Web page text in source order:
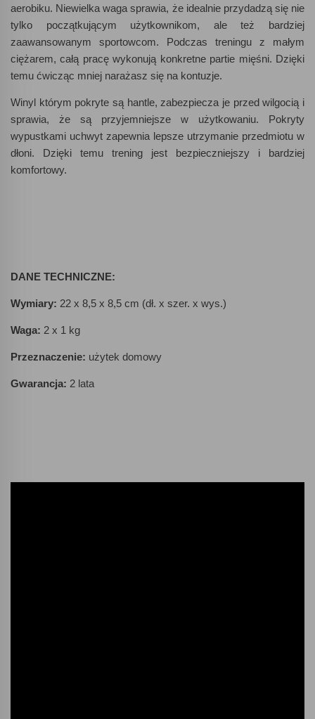
aerobiku. Niewielka waga sprawia, że idealnie przydadzą się nie
tylko początkującym użytkownikom, ale też bardziej
zaawansowanym sportowcom. Podczas treningu z małym
ciężarem, całą pracę wykonują konkretne partie mięśni. Dzięki
temu ćwicząc mniej narażasz się na kontuzje.
Winyl którym pokryte są hantle, zabezpiecza je przed wilgocią i
sprawia, że są przyjemniejsze w użytkowaniu. Pokryty
wypustkami uchwyt zapewnia lepsze utrzymanie przedmiotu w
dłoni. Dzięki temu trening jest bezpieczniejszy i bardziej
komfortowy.
DANE TECHNICZNE:
Wymiary: 22 x 8,5 x 8,5 cm (dł. x szer. x wys.)
Waga: 2 x 1 kg
Przeznaczenie: użytek domowy
Gwarancja: 2 lata